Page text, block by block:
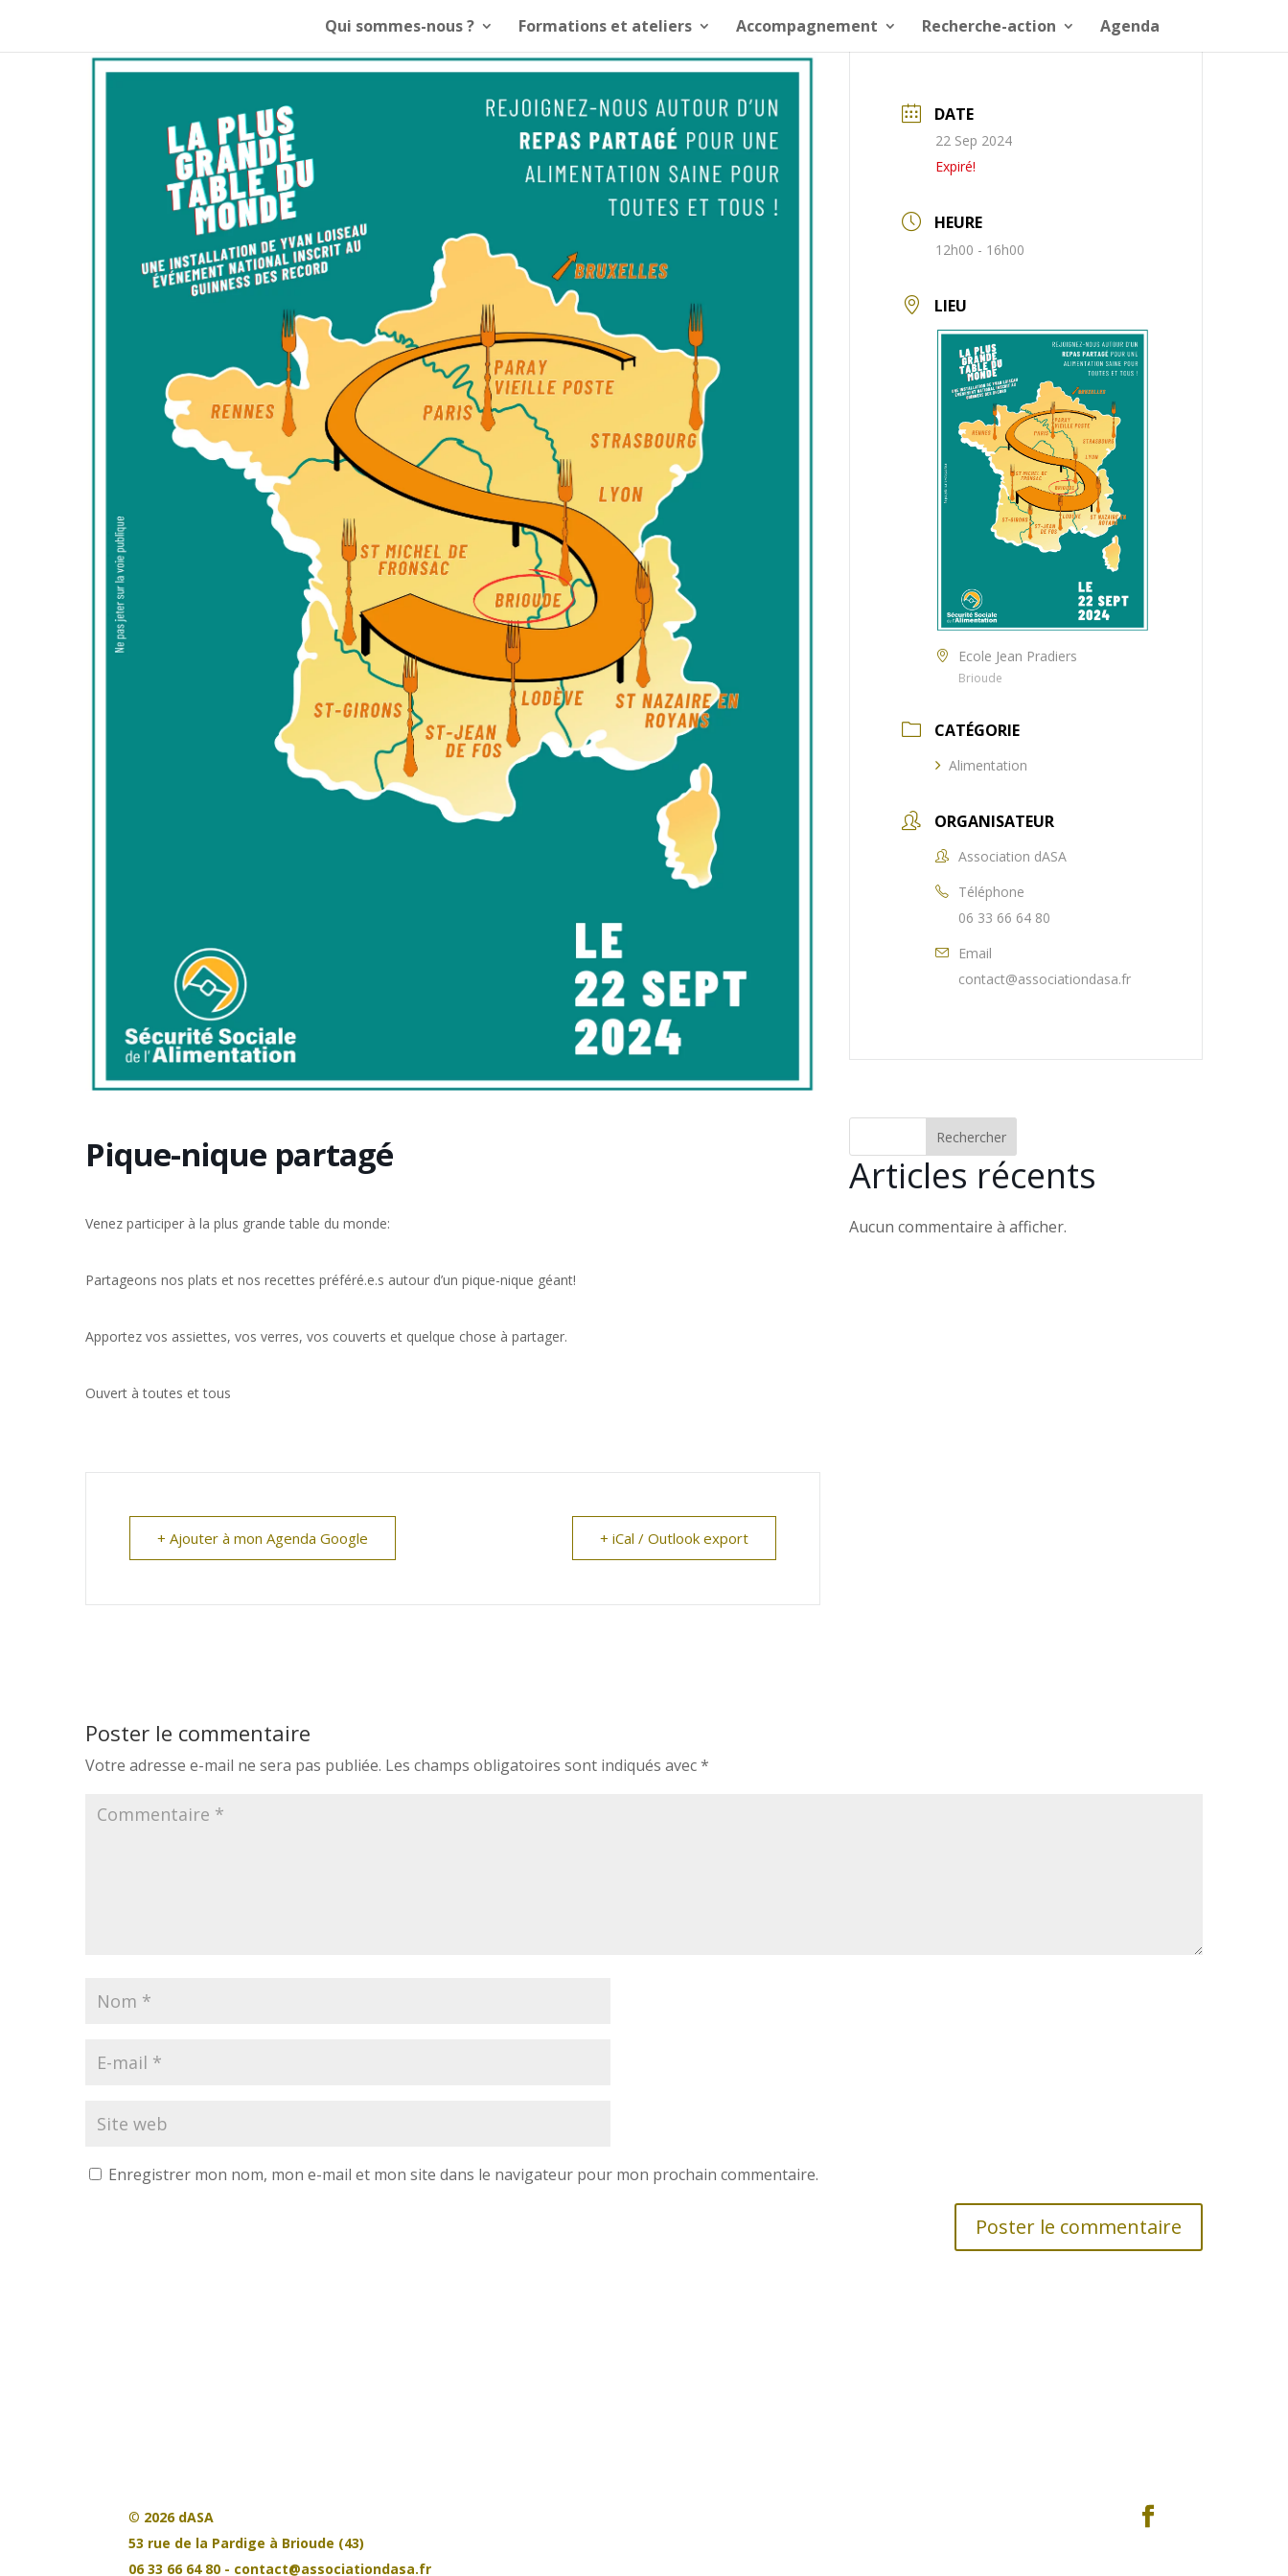
Qui sommes-nous ? Formations et ateliers Accompagnement Recherche-action Agenda
Pique-nique partagé
Venez participer à la plus grande table du monde:
Partageons nos plats et nos recettes préféré.e.s autour d’un pique-nique géant!
Apportez vos assiettes, vos verres, vos couverts et quelque chose à partager.
Ouvert à toutes et tous
+ Ajouter à mon Agenda Google + iCal / Outlook export
DATE
22 Sep 2024
Expiré!
HEURE
12h00 - 16h00
LIEU
Ecole Jean Pradiers
Brioude
CATÉGORIE
Alimentation
ORGANISATEUR
Association dASA
Téléphone
06 33 66 64 80
Email
contact@associationdasa.fr
Rechercher
Articles récents
Aucun commentaire à afficher.
Poster le commentaire
Votre adresse e-mail ne sera pas publiée. Les champs obligatoires sont indiqués avec*
Enregistrer mon nom, mon e-mail et mon site dans le navigateur pour mon prochain commentaire.
© 2026 dASA
53 rue de la Pardige à Brioude (43)
06 33 66 64 80 - contact@associationdasa.fr